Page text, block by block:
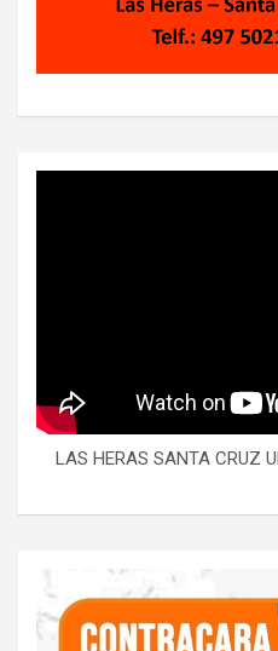
LAS HERAS SANTA CRUZ